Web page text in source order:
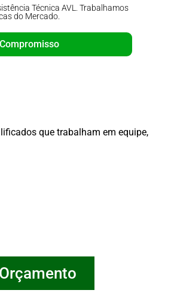
Técnica AVL. Trabalhamos
do Mercado.
que trabalham em equipe,